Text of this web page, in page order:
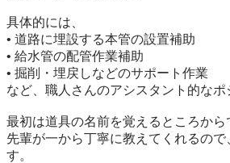
具体的には、
• 道路に埋設する本管の設置補助
• 給水管の配管作業補助
• 掘削・埋戻しなどのサポート作業
など、職人さんのアシスタント的なポ
最初は道具の名前を覚えるところから
先輩が一から丁寧に教えてくれるの
す。